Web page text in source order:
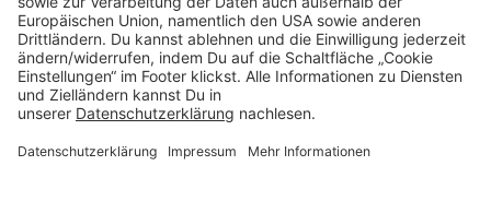
Impressum AGB Widerrufsbelehrung